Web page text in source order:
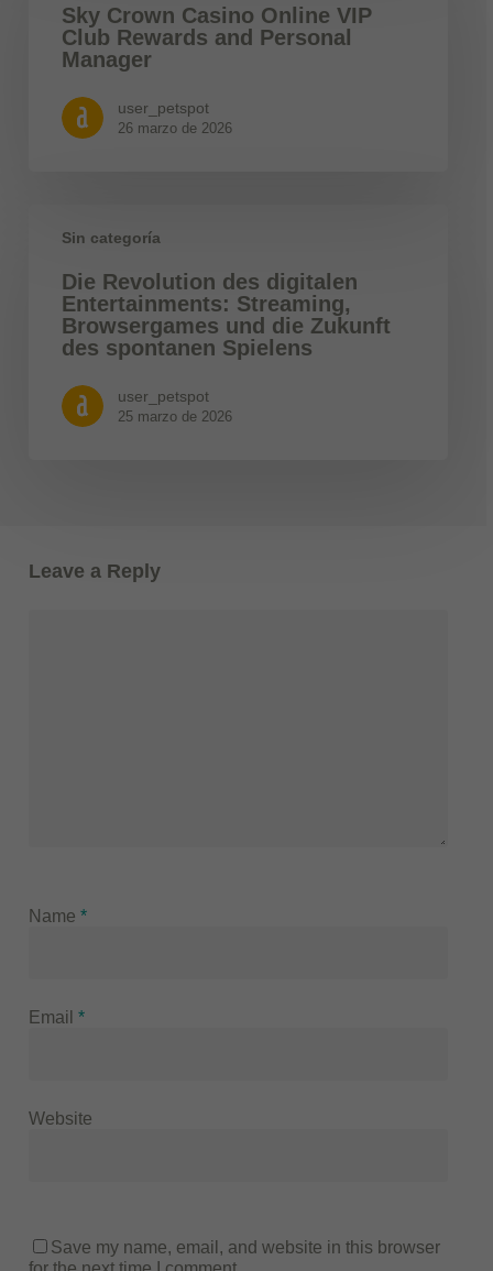
Sky Crown Casino Online VIP
Club Rewards and Personal
Manager
user_petspot
26 marzo de 2026
Sin categoría
Die Revolution des digitalen
Entertainments: Streaming,
Browsergames und die Zukunft
des spontanen Spielens
user_petspot
25 marzo de 2026
Leave a Reply
Name *
Email *
Website
Save my name, email, and website in this browser